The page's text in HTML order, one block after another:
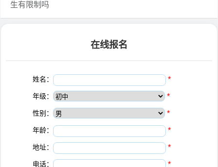
生有限制吗
在线报名
姓名： *
年级： *
性别： *
年龄： *
地址： *
电话： *